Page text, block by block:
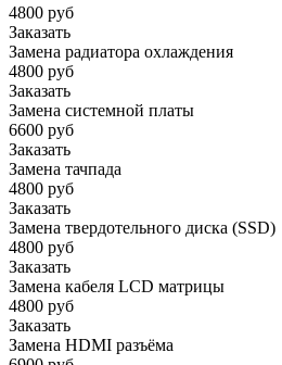
4800 руб
Заказать
Замена радиатора охлаждения
4800 руб
Заказать
Замена системной платы
6600 руб
Заказать
Замена тачпада
4800 руб
Заказать
Замена твердотельного диска (SSD)
4800 руб
Заказать
Замена кабеля LCD матрицы
4800 руб
Заказать
Замена HDMI разъёма